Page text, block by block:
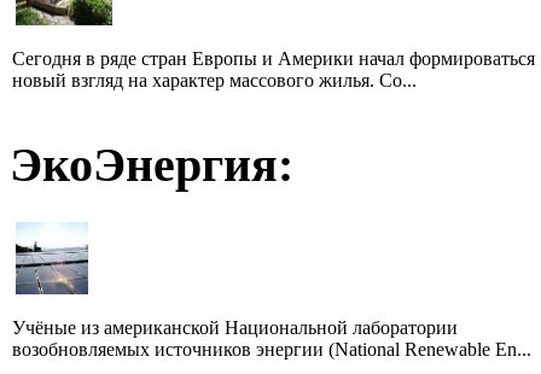
Сегодня в ряде стран Европы и Америки начал формироваться
новый взгляд на характер массового жилья. Со...
ЭкоЭнергия:
Учёные из американской Национальной лаборатории
возобновляемых источников энергии (National Renewable En...